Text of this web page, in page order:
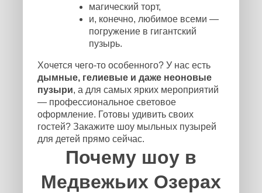
магический торт,
и, конечно, любимое всеми —
погружение в гигантский
пузырь.
Хочется чего-то особенного? У нас есть
дымные, гелиевые и даже неоновые
пузыри, а для самых ярких мероприятий
— профессиональное световое
оформление. Готовы удивить своих
гостей? Закажите шоу мыльных пузырей
для детей прямо сейчас.
Почему шоу в
Медвежьих Озерах